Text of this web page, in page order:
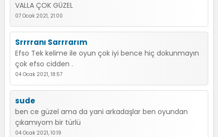
VALLA ÇOK GÜZEL
07 Ocak 2021, 21:00
Srrrranı Sarrrarım
Efso Tek kelime ile oyun çok iyi bence hiç dokunmayın
çok efso cidden .
04 Ocak 2021, 18:57
sude
ben ce güzel ama da yani arkadaşlar ben oyundan
çıkamıyom bir türlü
04 Ocak 2021, 10:19